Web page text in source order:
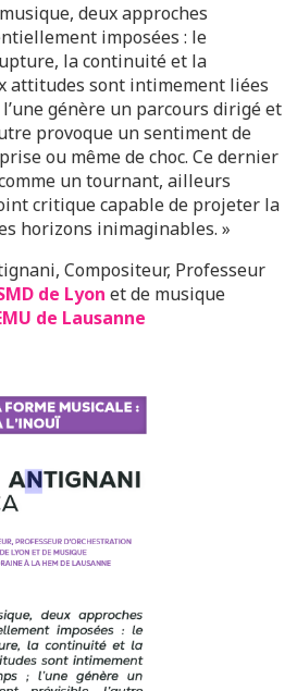
deux approches
imposées : le
la continuité et la
attitudes sont intimement liées
génère un parcours dirigé et
provoque un sentiment de
ou même de choc. Ce dernier
un tournant, ailleurs
critique capable de projeter la
horizons inimaginables. »
Compositeur, Professeur
de Lyon et de musique
de Lausanne